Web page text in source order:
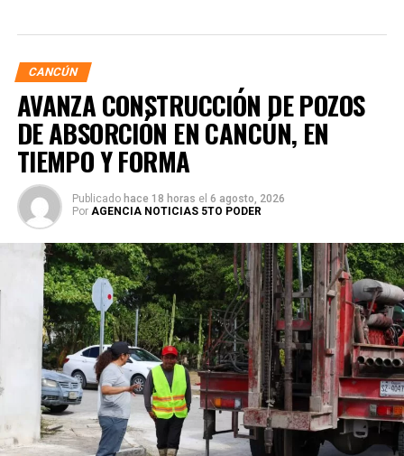
CANCÚN
AVANZA CONSTRUCCIÓN DE POZOS
DE ABSORCIÓN EN CANCÚN, EN
TIEMPO Y FORMA
Publicado hace 18 horas el 6 agosto, 2026
Por AGENCIA NOTICIAS 5TO PODER